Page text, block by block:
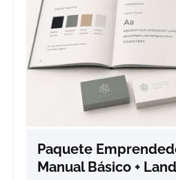
Paquete
Manual Básico +